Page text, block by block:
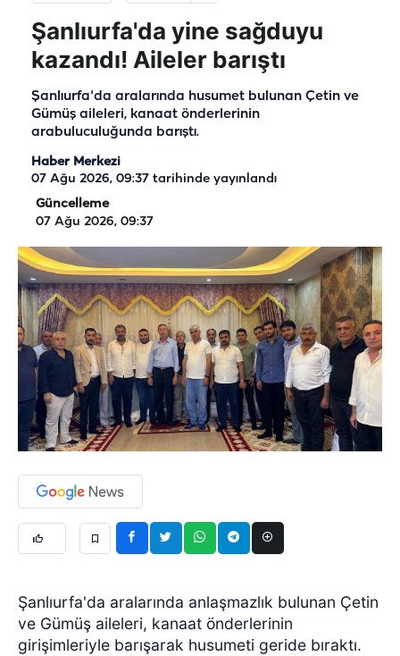
Şanlıurfa'da yine sağduyu
kazandı! Aileler barıştı
Şanlıurfa'da aralarında husumet bulunan Çetin ve
Gümüş aileleri, kanaat önderlerinin
arabuluculuğunda barıştı.
Haber Merkezi
07 Ağu 2026, 09:37 tarihinde yayınlandı
Güncelleme
07 Ağu 2026, 09:37
Şanlıurfa'da aralarında anlaşmazlık bulunan Çetin
ve Gümüş aileleri, kanaat önderlerinin
girişimleriyle barışarak husumeti geride bıraktı.